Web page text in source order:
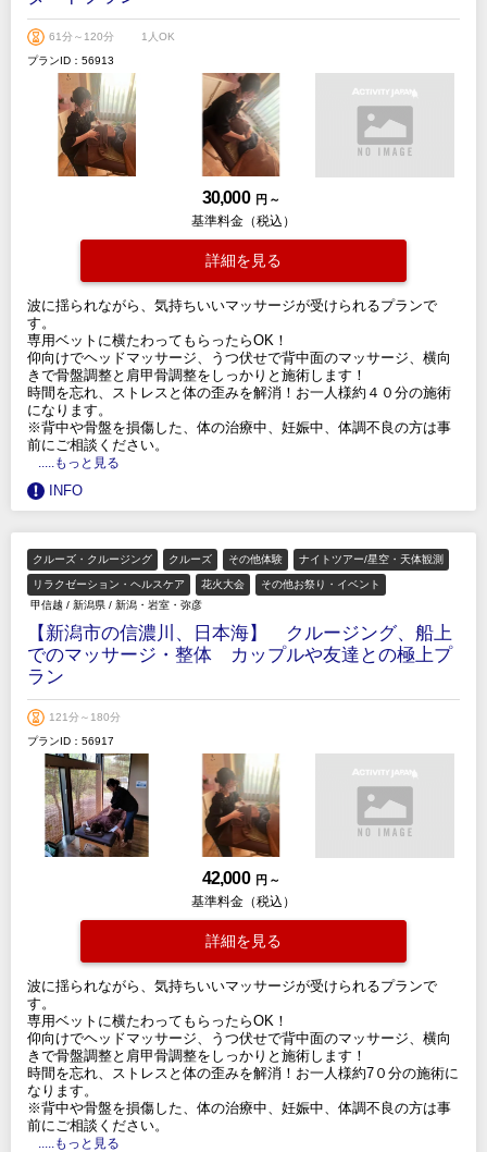
61分～120分
1人OK
プランID：56913
30,000 円 ～
基準料金（税込）
詳細を見る
波に揺られながら、気持ちいいマッサージが受けられるプランで
す。
専用ベットに横たわってもらったらOK！
仰向けでヘッドマッサージ、うつ伏せで背中面のマッサージ、横向
きで骨盤調整と肩甲骨調整をしっかりと施術します！
時間を忘れ、ストレスと体の歪みを解消！お一人様約４０分の施術
になります。
※背中や骨盤を損傷した、体の治療中、妊娠中、体調不良の方は事
前にご相談ください。
.....もっと見る
INFO
クルーズ・クルージング クルーズ その他体験 ナイトツアー/星空・天体観測
リラクゼーション・ヘルスケア 花火大会
その他お祭り・イベント
甲信越 / 新潟県 / 新潟・岩室・弥彦
【新潟市の信濃川、日本海】 クルージング、船上
でのマッサージ・整体 カップルや友達との極上プ
ラン
121分～180分
プランID：56917
42,000 円 ～
基準料金（税込）
詳細を見る
波に揺られながら、気持ちいいマッサージが受けられるプランで
す。
専用ベットに横たわってもらったらOK！
仰向けでヘッドマッサージ、うつ伏せで背中面のマッサージ、横向
きで骨盤調整と肩甲骨調整をしっかりと施術します！
時間を忘れ、ストレスと体の歪みを解消！お一人様約7０分の施術に
なります。
※背中や骨盤を損傷した、体の治療中、妊娠中、体調不良の方は事
前にご相談ください。
.....もっと見る